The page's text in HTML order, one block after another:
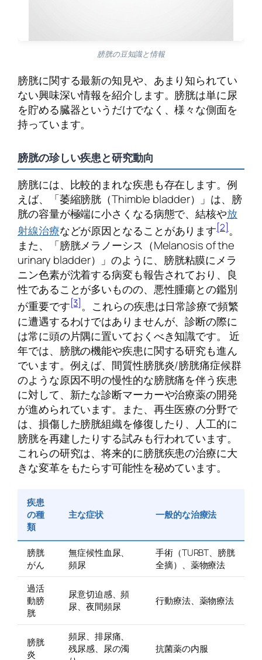
膀胱の豆知識と情報
膀胱に関する最新の知見や、あまり知られてい
ない興味深い情報を紹介します。膀胱は単に尿
を貯める臓器というだけでなく、様々な側面を
持っています。
膀胱の珍しい疾患と研究動向
膀胱には、比較的まれな疾患も存在します。例
えば、「萎縮膀胱（Thimble bladder）」は、膀
胱の容量が極端に小さくなる病態で、結核や放
射線治療などが原因となることがあります[2]。
また、「膀胱メラノーシス（Melanosis of the
urinary bladder）」のように、膀胱粘膜にメラ
ニン色素が沈着する病変も報告されており、良
性であることが多いものの、悪性腫瘍との鑑別
が重要です[3]。これらの疾患は日常診療で頻繁
に遭遇するわけではありませんが、診断の際に
は常に頭の片隅に置いておくべき知識です。 近
年では、膀胱の機能や疾患に関する研究も進ん
でいます。例えば、間質性膀胱炎/膀胱痛症候群
のような原因不明の慢性的な膀胱痛を伴う疾患
に対して、新たな診断マーカーや治療薬の開発
が進められています。また、再生医療の分野で
は、損傷した膀胱組織を修復したり、人工的に
膀胱を再建したりする試みも行われています。
これらの研究は、将来的に膀胱疾患の治療に大
きな変革をもたらす可能性を秘めています。
疾患
の種
類
主な症状 一般的な治療法
膀胱
がん
無症候性血尿、
頻尿
手術（TURBT、膀胱
全摘）、薬物療法
過活
動膀
胱
尿意切迫感、頻
尿、夜間頻尿
行動療法、薬物療法
膀胱
炎
頻尿、排尿痛、
残尿感、尿の濁
抗菌薬の内服